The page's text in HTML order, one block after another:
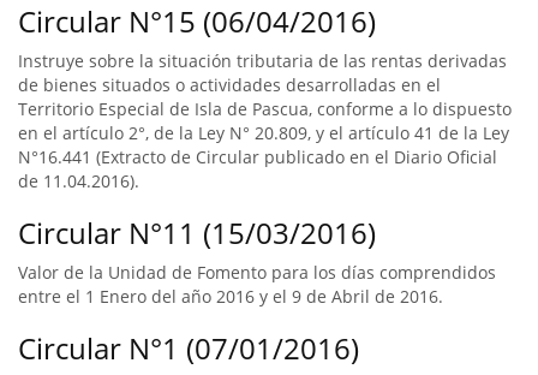
Circular N°15 (06/04/2016)
Instruye sobre la situación tributaria de las rentas derivadas
de bienes situados o actividades desarrolladas en el
Territorio Especial de Isla de Pascua, conforme a lo dispuesto
en el artículo 2°, de la Ley N° 20.809, y el artículo 41 de la Ley
N°16.441 (Extracto de Circular publicado en el Diario Oficial
de 11.04.2016).
Circular N°11 (15/03/2016)
Valor de la Unidad de Fomento para los días comprendidos
entre el 1 Enero del año 2016 y el 9 de Abril de 2016.
Circular N°1 (07/01/2016)